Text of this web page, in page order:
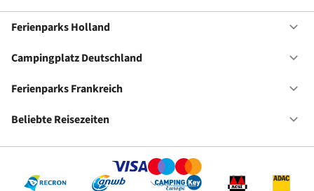
Ferienparks Holland
Campingplatz Deutschland
Ferienparks Frankreich
Beliebte Reisezeiten